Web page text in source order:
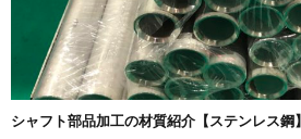
シャフト部品加工の材質紹介【ステンレス鋼】